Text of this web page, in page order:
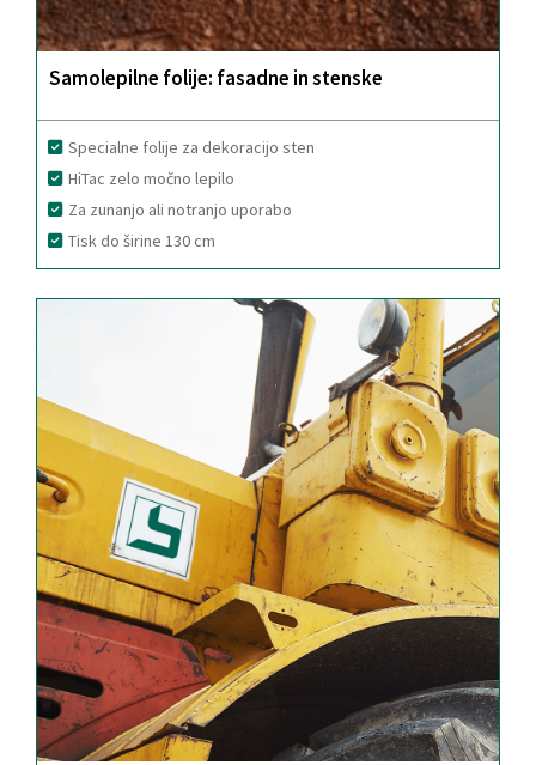
Samolepilne folije: fasadne in stenske
Specialne folije za dekoracijo sten
HiTac zelo močno lepilo
Za zunanjo ali notranjo uporabo
Tisk do širine 130 cm